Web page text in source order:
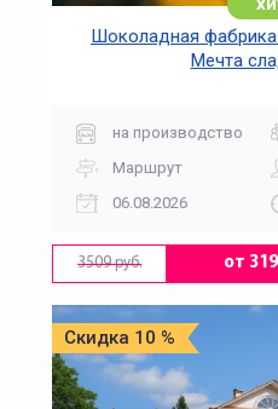
Шоколадная
Мечта
на производство
Маршрут
06.08.2026
3509 руб. от
Скидка 10 %